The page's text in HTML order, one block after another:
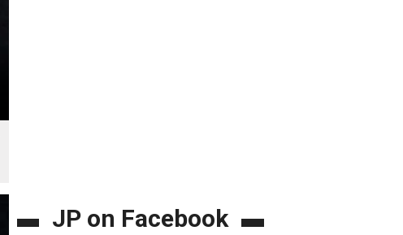
JP on Facebook